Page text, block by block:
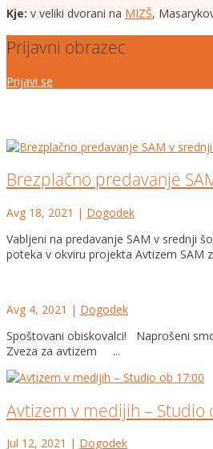
Kje: v veliki dvorani na MIZŠ,
Prijavni obrazec
Prijavi se
Brezplačno predavanje
Avg 18, 2021 | Dogodek
Vabljeni na predavanje SAM v srednji
poteka v okviru projekta Avtizem SAM
Avg 4, 2021 | Dogodek
Spoštovani obiskovalci! Naprošeni
Zveza za avtizem ...
Avtizem v medijih – Studio
Jul 12, 2021 | Dogodek